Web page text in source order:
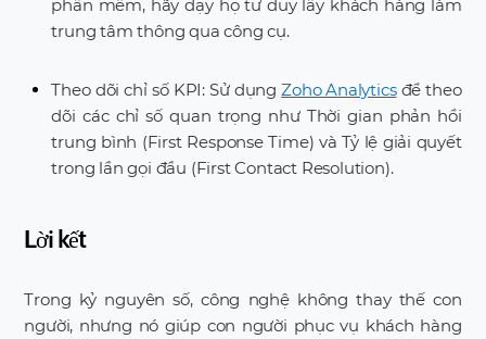
phần mềm, hãy dạy họ tư duy lấy khách hàng làm
trung tâm thông qua công cụ.
Theo dõi chỉ số KPI: Sử dụngZoho Analyticsđể theo
dõi các chỉ số quan trọng như Thời gian phản hồi
trung bình (First Response Time) và Tỷ lệ giải quyết
trong lần gọi đầu (First Contact Resolution).
Lời kết
Trong kỷ nguyên số, công nghệ không thay thế con
người, nhưng nó giúp con người phục vụ khách hàng